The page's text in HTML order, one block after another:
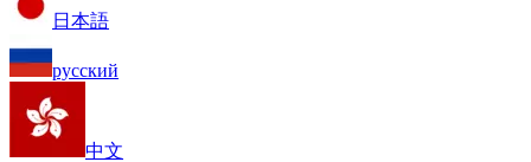
日本語
русский
中文